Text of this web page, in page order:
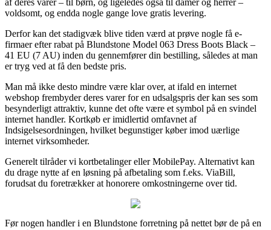
voldsomt, og endda nogle gange love gratis levering.
Derfor kan det stadigvæk blive tiden værd at prøve nogle få e-
firmaer efter rabat på Blundstone Model 063 Dress Boots Black –
41 EU (7 AU) inden du gennemfører din bestilling, således at man
er tryg ved at få den bedste pris.
Man må ikke desto mindre være klar over, at ifald en internet
webshop frembyder deres varer for en udsalgspris der kan ses som
besynderligt attraktiv, kunne det ofte være et symbol på en svindel
internet handler. Kortkøb er imidlertid omfavnet af
Indsigelsesordningen, hvilket begunstiger køber imod uærlige
internet virksomheder.
Generelt tilråder vi kortbetalinger eller MobilePay. Alternativt kan
du drage nytte af en løsning på afbetaling som f.eks. ViaBill,
forudsat du foretrækker at honorere omkostningerne over tid.
Før nogen handler i en Blundstone forretning på nettet bør de på en